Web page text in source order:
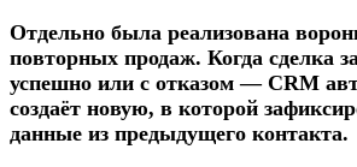
Отдельно была реализована
повторных продаж. Когда сделка
успешно или с отказом — CRM
создаёт новую, в которой
данные из предыдущего контакта.